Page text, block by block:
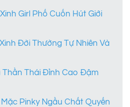
Girl Phố Cuốn Hút Giới
Đời Thường Tự Nhiên Và
Thần Thái Đỉnh Cao Đậm
Mặc Pinky Ngầu Chất Quyến